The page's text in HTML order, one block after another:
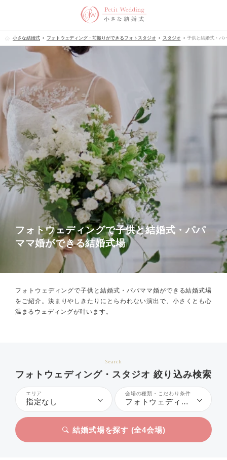
小さな結婚式 フォトウェディング・前撮りができるフォトスタジオ スタジオ 子供と結婚式・パ
フォトウェディングで子供と結婚式・パパ
ママ婚ができる結婚式場
フォトウェディングで子供と結婚式・パパママ婚ができる結婚式場
をご紹介。 決まりやしきたりにとらわれない演出で、小さくとも心
温まるウェディングが叶います。
Search
フォトウェディング・スタジオ 絞り込み検索
エリア
指定なし
会場の種類・こだわり条件
フォトウェディング、子供と結婚式・パパママ婚
結婚式場を探す (全4会場)